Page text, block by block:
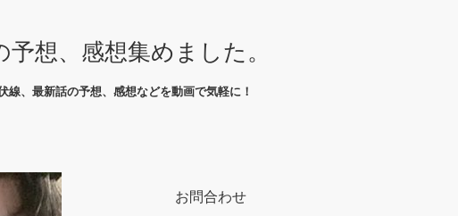
想、感想集めました。
、最新話の予想、感想などを動画で気軽に！
お問合わせ